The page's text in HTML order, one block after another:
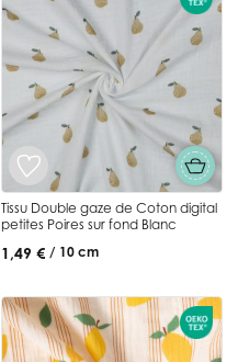
Tissu Double gaze de Coton digital
petites Poires sur fond Blanc
1,49 € / 10 cm